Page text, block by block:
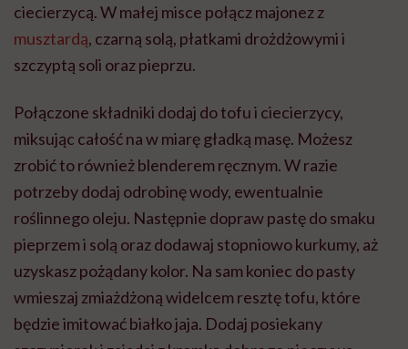
ciecierzycą. W małej misce połącz majonez z
musztardą, czarną solą, płatkami drożdżowymi i
szczyptą soli oraz pieprzu.
Połączone składniki dodaj do tofu i ciecierzycy,
miksując całość na w miarę gładką masę. Możesz
zrobić to również blenderem ręcznym. W razie
potrzeby dodaj odrobinę wody, ewentualnie
roślinnego oleju. Następnie dopraw pastę do smaku
pieprzem i solą oraz dodawaj stopniowo kurkumy, aż
uzyskasz pożądany kolor. Na sam koniec do pasty
wmieszaj zmiażdżoną widelcem resztę tofu, które
będzie imitować białko jaja. Dodaj posiekany